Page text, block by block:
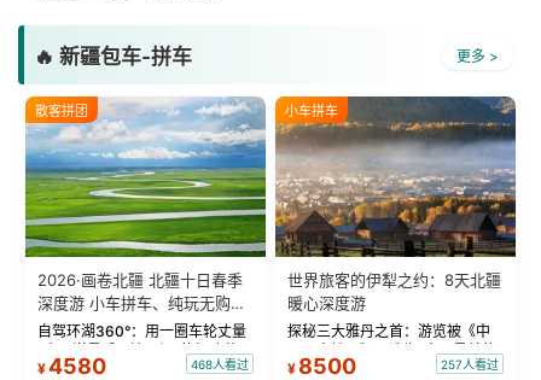
🔥 新疆包车-拼车 更多 >
散客拼团
2026·画卷北疆 北疆十日春季
深度游 小车拼车、纯玩无购
物！
自驾环湖360°：用一圈车轮丈量
“大西洋最后一滴眼泪”的极致蔚
蓝。 赛湖旅拍：甄选多款风格服
¥4580 468人看过
小车拼车
世界旅客的伊犁之约：8天北疆
暖心深度游
探秘三大雅丹之首：游览被《中
国国家地理》评选为“中国最美的
三大雅丹”第一名的克拉玛依魔鬼
¥ 8500 257人看过